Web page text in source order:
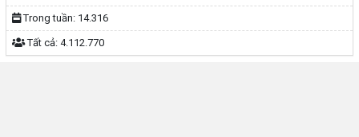
Trong tuần: 14.316
Tất cả: 4.112.770